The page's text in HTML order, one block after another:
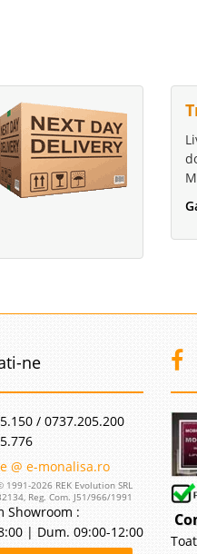
ne
/ 0737.205.200
@ e-monalisa.ro
1991-2026 REK Evolution SRL
Reg. Com. J51/966/1991
Showroom :
| Dum. 09:00-12:00